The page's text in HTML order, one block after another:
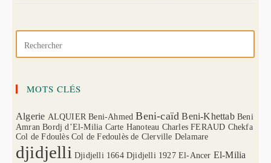
MOTS CLÉS
Algerie ALQUIER Beni-Ahmed Beni-caïd Beni-Khettab Beni
Amran Bordj d’El-Milia Carte Hanoteau Charles FERAUD Chekfa
Col de Fdoulès Col de Fedoulès de Clerville Delamare
djidjelli Djidjelli 1664 Djidjelli 1927 El-Ancer El-Milia